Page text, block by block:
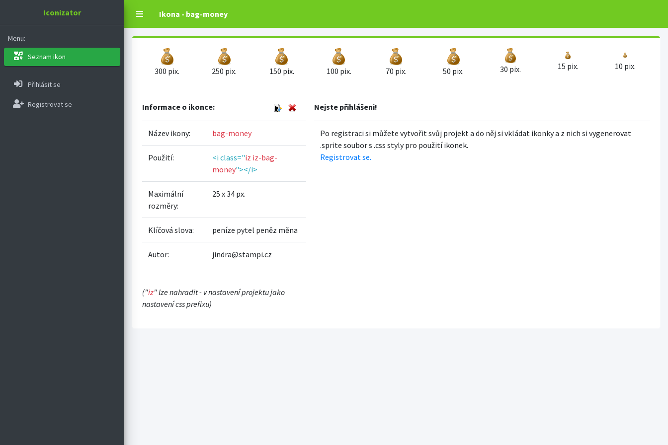
Ikona - bag-money
Iconizator
Menu:
Seznam ikon
Přihlásit se
Registrovat se
300 pix. 250 pix. 150 pix. 100 pix. 70 pix. 50 pix. 30 pix. 15 pix. 10 pix.
Informace o ikonce:
Název ikony: bag-money
Použití: <i class="iz iz-bag-
money"></i>
Maximální
rozměry:
25 x 34 px.
Klíčová slova: peníze pytel peněz měna
Autor: jindra@stampi.cz
("iz" lze nahradit - v nastavení projektu jako
nastavení css prefixu)
Nejste přihlášeni!
Po registraci si můžete vytvořit svůj projekt a do něj si vkládat ikonky a z nich si vygenerovat
.sprite soubor s .css styly pro použití ikonek.
Registrovat se.